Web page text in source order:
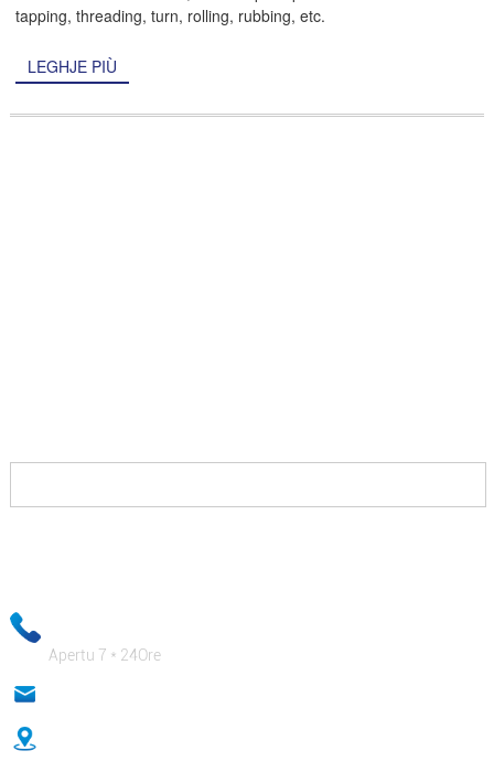
tapping, threading, turn, rolling, rubbing, etc.
LEGHJE PIÙ
Apertu 7 * 24Ore